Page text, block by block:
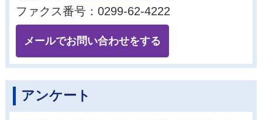
ファクス番号：0299-62-4222
メールでお問い合わせをする
アンケート